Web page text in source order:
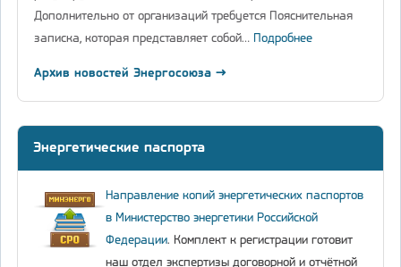
Дополнительно от организаций требуется Пояснительная
записка, которая представляет собой… Подробнее
Архив новостей Энергосоюза →
Энергетические паспорта
Направление копий энергетических паспортов
в Министерство энергетики Российской
Федерации. Комплект к регистрации готовит
наш отдел экспертизы договорной и отчётной